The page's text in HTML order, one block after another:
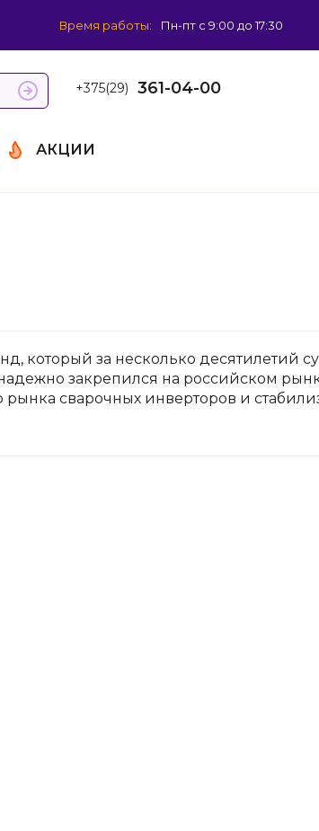
Время работы: Пн-пт с 9:00 до 17:30
+375(29) 361-04-00
АКЦИИ
который за несколько десятилетий
закрепился на российском
сварочных инверторов и